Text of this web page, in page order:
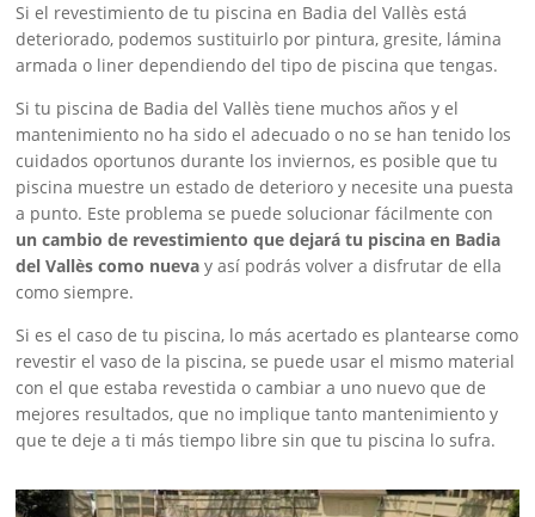
Si el revestimiento de tu piscina en Badia del Vallès está
deteriorado, podemos sustituirlo por pintura, gresite, lámina
armada o liner dependiendo del tipo de piscina que tengas.
Si tu piscina de Badia del Vallès tiene muchos años y el
mantenimiento no ha sido el adecuado o no se han tenido los
cuidados oportunos durante los inviernos, es posible que tu
piscina muestre un estado de deterioro y necesite una puesta
a punto. Este problema se puede solucionar fácilmente con
un cambio de revestimiento que dejará tu piscina en Badia
del Vallès como nueva y así podrás volver a disfrutar de ella
como siempre.
Si es el caso de tu piscina, lo más acertado es plantearse como
revestir el vaso de la piscina, se puede usar el mismo material
con el que estaba revestida o cambiar a uno nuevo que de
mejores resultados, que no implique tanto mantenimiento y
que te deje a ti más tiempo libre sin que tu piscina lo sufra.